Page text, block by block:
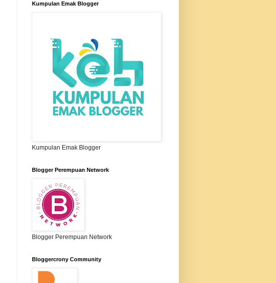
Kumpulan Emak Blogger
Kumpulan Emak Blogger
Blogger Perempuan Network
Blogger Perempuan Network
Bloggercrony Community